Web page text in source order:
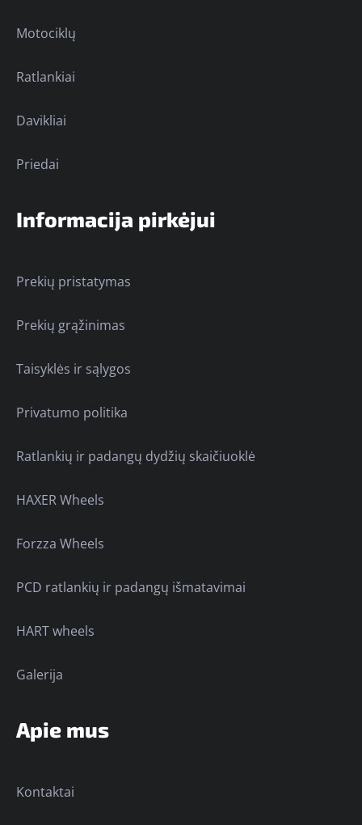
Motociklų
Ratlankiai
Davikliai
Priedai
Informacija pirkėjui
Prekių pristatymas
Prekių grąžinimas
Taisyklės ir sąlygos
Privatumo politika
Ratlankių ir padangų dydžių skaičiuoklė
HAXER Wheels
Forzza Wheels
PCD ratlankių ir padangų išmatavimai
HART wheels
Galerija
Apie mus
Kontaktai